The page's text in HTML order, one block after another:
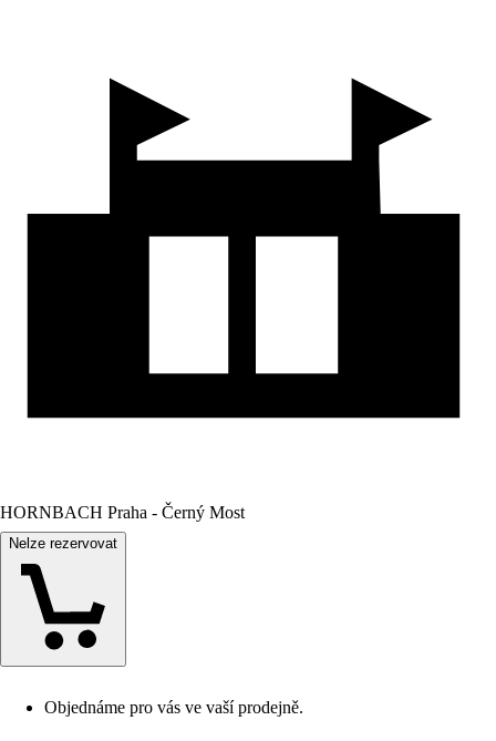
HORNBACH Praha - Černý Most
Nelze rezervovat
Objednáme pro vás ve vaší prodejně.